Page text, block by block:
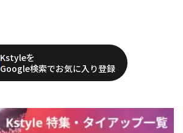
Kstyleを
Google検索でお気に入り登録